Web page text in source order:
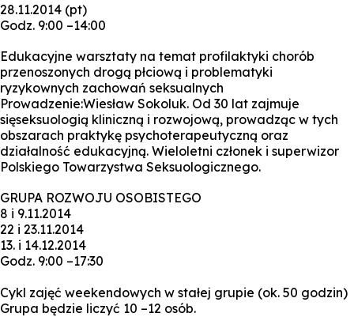
28.11.2014 (pt)
Godz. 9:00 –14:00
Edukacyjne warsztaty na temat profilaktyki chorób
przenoszonych drogą płciową i problematyki
ryzykownych zachowań seksualnych
Prowadzenie:Wiesław Sokoluk. Od 30 lat zajmuje
sięseksuologią kliniczną i rozwojową, prowadząc w tych
obszarach praktykę psychoterapeutyczną oraz
działalność edukacyjną. Wieloletni członek i superwizor
Polskiego Towarzystwa Seksuologicznego.
GRUPA ROZWOJU OSOBISTEGO
8 i 9.11.2014
22 i 23.11.2014
13. i 14.12.2014
Godz. 9:00 –17:30
Cykl zajęć weekendowych w stałej grupie (ok. 50 godzin)
Grupa będzie liczyć 10 –12 osób.